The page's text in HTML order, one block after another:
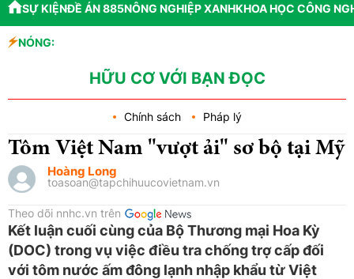
SỰ KIỆNĐỀ ÁN 885NÔNG NGHIỆP XANHKHOA HỌC CÔNG
NÓNG:
HỮU CƠ VỚI BẠN ĐỌC
Chính sách Pháp lý
Tôm Việt Nam "vượt ải" sơ bộ tại Mỹ
Hoàng Long
toasoan@tapchihuucovietnam.vn
Theo dõi nnhc.vn trên
Kết luận cuối cùng của Bộ Thương mại Hoa Kỳ
(DOC) trong vụ việc điều tra chống trợ cấp đối
với tôm nước ấm đông lạnh nhập khẩu từ Việt